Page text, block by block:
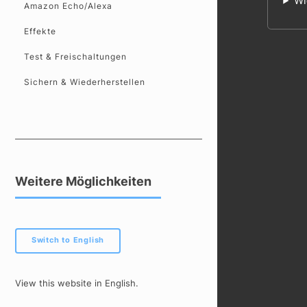
Amazon Echo/Alexa
Effekte
Test & Freischaltungen
Sichern & Wiederherstellen
Weitere Möglichkeiten
Switch to English
View this website in English.